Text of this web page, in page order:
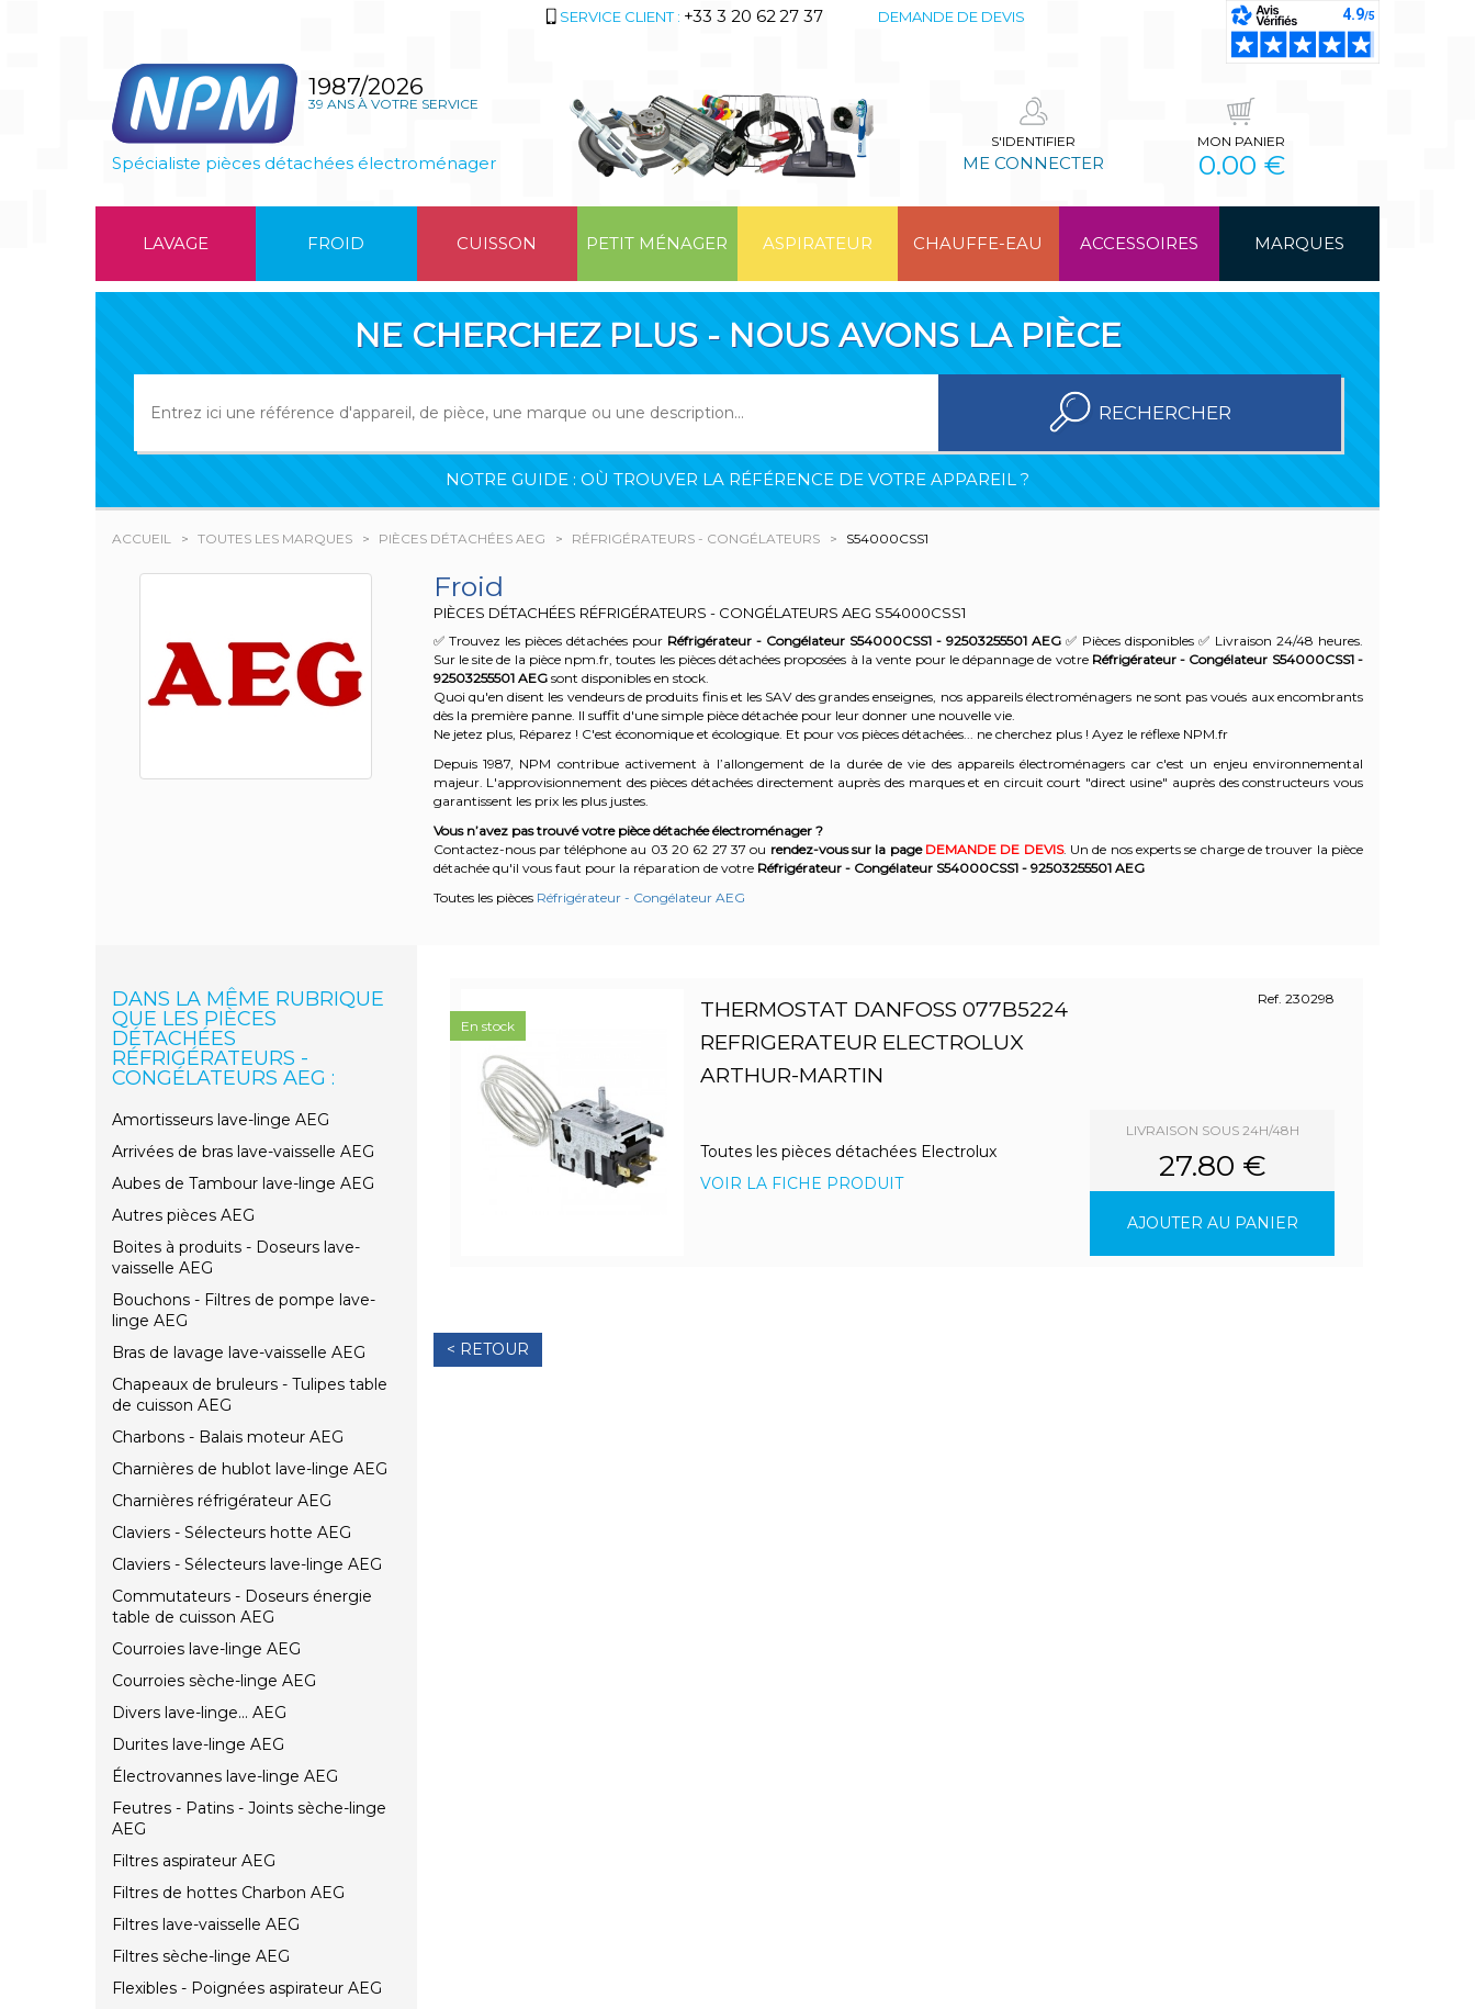
SERVICE CLIENT : +33 3 20 62 27 37 DEMANDE DE DEVIS
1987/2026
39 ANS À VOTRE SERVICE
Spécialiste pièces détachées électroménager
S'IDENTIFIER
ME CONNECTER
MON PANIER
0.00 €
LAVAGE FROID CUISSON PETIT MÉNAGER ASPIRATEUR CHAUFFE-EAU ACCESSOIRES MARQUES
NE CHERCHEZ PLUS - NOUS AVONS LA PIÈCE
RECHERCHER
NOTRE GUIDE : OÙ TROUVER LA RÉFÉRENCE DE VOTRE APPAREIL ?
ACCUEIL TOUTES LES MARQUES PIÈCES DÉTACHÉES AEG RÉFRIGÉRATEURS - CONGÉLATEURS S54000CSS1
Froid
PIÈCES DÉTACHÉES RÉFRIGÉRATEURS - CONGÉLATEURS AEG S54000CSS1
✅ Trouvez les pièces détachées pour Réfrigérateur - Congélateur S54000CSS1 - 92503255501 AEG✅ Pièces disponibles ✅ Livraison 24/48 heures.
Sur le site de la pièce npm.fr, toutes les pièces détachées proposées à la vente pour le dépannage de votre Réfrigérateur - Congélateur S54000CSS1 -
92503255501 AEGsont disponibles en stock.
Quoi qu'en disent les vendeurs de produits finis et les SAV des grandes enseignes, nos appareils électroménagers ne sont pas voués aux encombrants
dès la première panne. Il suffit d'une simple pièce détachée pour leur donner une nouvelle vie.
Ne jetez plus, Réparez ! C'est économique et écologique. Et pour vos pièces détachées... ne cherchez plus ! Ayez le réflexe NPM.fr
Depuis 1987, NPM contribue activement à l’allongement de la durée de vie des appareils électroménagers car c'est un enjeu environnemental
majeur. L'approvisionnement des pièces détachées directement auprès des marques et en circuit court "direct usine" auprès des constructeurs vous
garantissent les prix les plus justes.
Vous n’avez pas trouvé votre pièce détachée électroménager ?
Contactez-nous par téléphone au 03 20 62 27 37 ou rendez-vous sur la page DEMANDE DE DEVIS. Un de nos experts se charge de trouver la pièce
détachée qu'il vous faut pour la réparation de votre Réfrigérateur - Congélateur S54000CSS1 - 92503255501 AEG
Toutes les pièces Réfrigérateur - Congélateur AEG
DANS LA MÊME RUBRIQUE
QUE LES PIÈCES
DÉTACHÉES
RÉFRIGÉRATEURS -
CONGÉLATEURS AEG :
Amortisseurs lave-linge AEG
Arrivées de bras lave-vaisselle AEG
Aubes de Tambour lave-linge AEG
Autres pièces AEG
Boites à produits - Doseurs lave-
vaisselle AEG
Bouchons - Filtres de pompe lave-
linge AEG
Bras de lavage lave-vaisselle AEG
Chapeaux de bruleurs - Tulipes table
de cuisson AEG
Charbons - Balais moteur AEG
Charnières de hublot lave-linge AEG
Charnières réfrigérateur AEG
Claviers - Sélecteurs hotte AEG
Claviers - Sélecteurs lave-linge AEG
Commutateurs - Doseurs énergie
table de cuisson AEG
Courroies lave-linge AEG
Courroies sèche-linge AEG
Divers lave-linge... AEG
Durites lave-linge AEG
Électrovannes lave-linge AEG
Feutres - Patins - Joints sèche-linge
AEG
Filtres aspirateur AEG
Filtres de hottes Charbon AEG
Filtres lave-vaisselle AEG
Filtres sèche-linge AEG
Flexibles - Poignées aspirateur AEG
THERMOSTAT DANFOSS 077B5224
REFRIGERATEUR ELECTROLUX
ARTHUR-MARTIN
Ref. 230298
Toutes les pièces détachées Electrolux
VOIR LA FICHE PRODUIT
LIVRAISON SOUS 24H/48H
27.80 €
AJOUTER AU PANIER
En stock
< RETOUR